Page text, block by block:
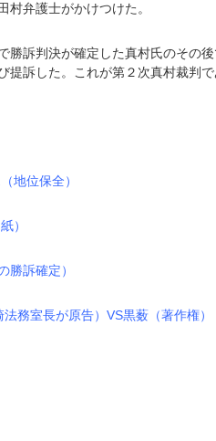
村弁護士がかけつけた。
勝訴判決が確定した真村氏のその
提訴した。これが第２次真村裁判
地位保全）
）
勝訴確定）
務室長が原告）VS黒薮（著作権）